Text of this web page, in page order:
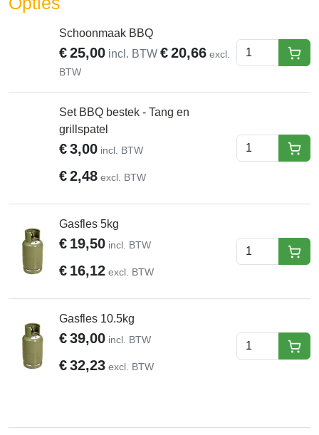
Schoonmaak BBQ
€25,00 incl. BTW€20,66 excl.
BTW
In
Set BBQ bestek - Tang en
grillspatel
€3,00 incl. BTW
€2,48 excl. BTW
Gasfles 5kg
€ 19,50 incl. BTW
€ 16,12 excl. BTW
Gasfles 10.5kg
€39,00 incl. BTW
€32,23 excl. BTW